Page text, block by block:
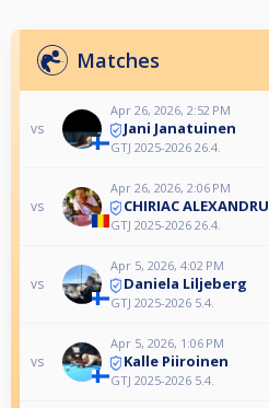
Matches
vs
Apr 26, 2026, 2:52 PM
Jani Janatuinen
GTJ 2025-2026 26.4.
vs
Apr 26, 2026, 2:06 PM
CHIRIAC ALEXANDRU
GTJ 2025-2026 26.4.
vs
Apr 5, 2026, 4:02 PM
Daniela Liljeberg
GTJ 2025-2026 5.4.
vs
Apr 5, 2026, 1:06 PM
Kalle Piiroinen
GTJ 2025-2026 5.4.